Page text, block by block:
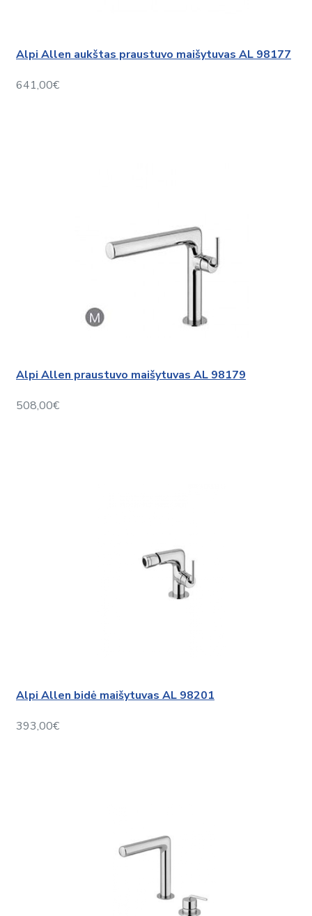
Alpi Allen aukštas praustuvo maišytuvas AL 98177
641,00€
Alpi Allen praustuvo maišytuvas AL 98179
508,00€
Alpi Allen bidė maišytuvas AL 98201
393,00€